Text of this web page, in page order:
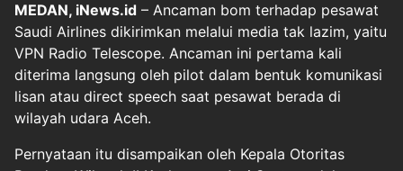
MEDAN, iNews.id – Ancaman bom terhadap pesawat
Saudi Airlines dikirimkan melalui media tak lazim, yaitu
VPN Radio Telescope. Ancaman ini pertama kali
diterima langsung oleh pilot dalam bentuk komunikasi
lisan atau direct speech saat pesawat berada di
wilayah udara Aceh.
Pernyataan itu disampaikan oleh Kepala Otoritas